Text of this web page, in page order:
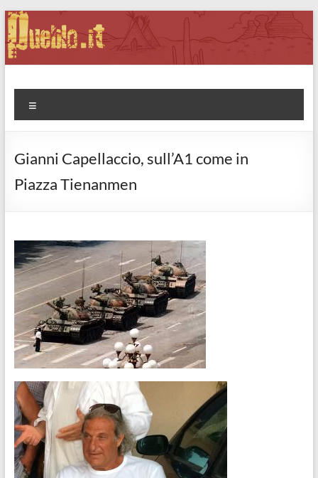
Salta
al
contenuto
Pueblo.it
Fabio Forte, ovvero: il richiamo della Foresta
Gianni Capellaccio, sull’A1 come in
Piazza Tienanmen